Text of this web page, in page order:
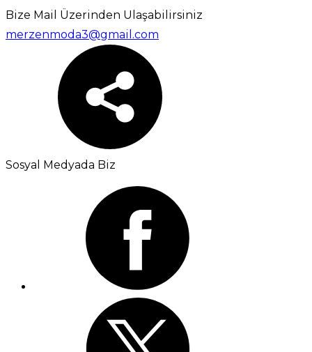
Bize Mail Üzerinden Ulaşabilirsiniz
merzenmoda3@gmail.com
Sosyal Medyada Biz